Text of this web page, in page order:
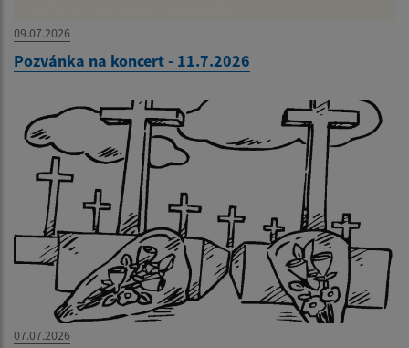
09.07.2026
Pozvánka na koncert - 11.7.2026
07.07.2026